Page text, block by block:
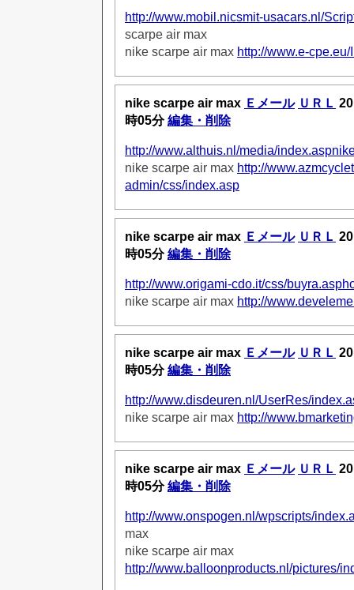
http://www.mobil.nicsmit-usacars.nl/
scarpe air max
nike scarpe air max http://www.e-
nike scarpe air max Ｅメール ＵＲＬ
時05分編集・削除
http://www.althuis.nl/media/
nike scarpe air max http://
admin/css/index.asp
nike scarpe air max Ｅメール ＵＲＬ
時05分編集・削除
http://www.origami-cdo.it/css/
nike scarpe air max http://
nike scarpe air max Ｅメール ＵＲＬ
時05分編集・削除
http://www.disdeuren.nl/UserRes/
nike scarpe air max http://
nike scarpe air max Ｅメール ＵＲＬ
時05分編集・削除
http://www.onspogen.nl/wpscripts/
max
nike scarpe air max
http://www.balloonproducts.nl/pictures/